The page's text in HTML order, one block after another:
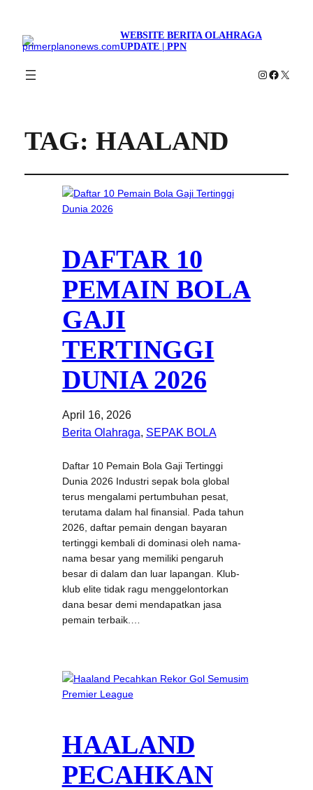
WEBSITE BERITA OLAHRAGA
UPDATE | PPN
Instagram
X
TAG: HAALAND
DAFTAR 10
PEMAIN BOLA
GAJI
TERTINGGI
DUNIA 2026
April 16, 2026
Berita Olahraga, SEPAK BOLA
Daftar 10 Pemain Bola Gaji Tertinggi
Dunia 2026 Industri sepak bola global
terus mengalami pertumbuhan pesat,
terutama dalam hal finansial. Pada tahun
2026, daftar pemain dengan bayaran
tertinggi kembali di dominasi oleh nama-
nama besar yang memiliki pengaruh
besar di dalam dan luar lapangan. Klub-
klub elite tidak ragu menggelontorkan
dana besar demi mendapatkan jasa
pemain terbaik.…
HAALAND
PECAHKAN